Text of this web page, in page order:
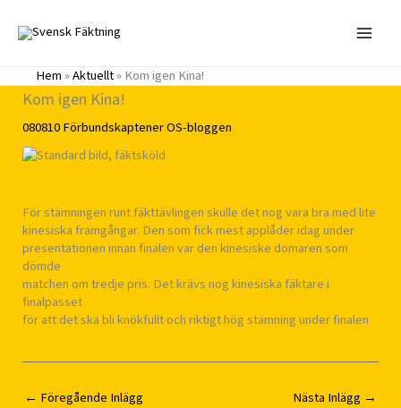
innehåll
Hem»Aktuellt»Kom igen Kina!
Kom igen Kina!
080810FörbundskaptenerOS-bloggen
För stämningen runt fäkttävlingen skulle det nog vara bra med lite
kinesiska framgångar. Den som fick mest applåder idag under
presentationen innan finalen var den kinesiske domaren som
dömde
matchen om tredje pris. Det krävs nog kinesiska fäktare i
finalpasset
för att det ska bli knökfullt och riktigt hög stämning under finalen
← Föregående Inlägg Nästa Inlägg →